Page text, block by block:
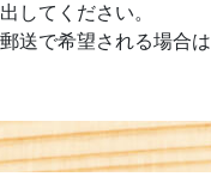
してください。
送で希望される場合